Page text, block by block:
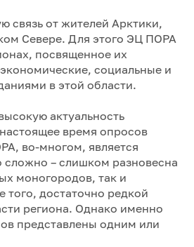
связь от жителей Арктики,
Севере. Для этого ЭЦ ПОРА
посвященное их
социальные и
в этой области.
актуальность
время опросов
во-многом, является
сложно – слишком разновесна
моногородов, так и
достаточно редкой
региона. Однако именно
представлены одним или